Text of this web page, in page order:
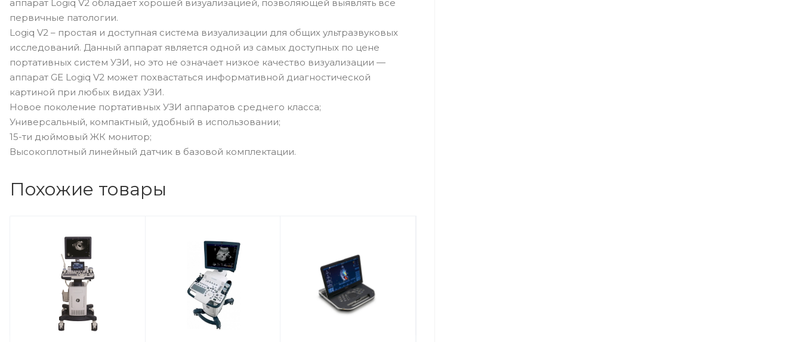
аппарат Logiq V2 обладает хорошей визуализацией, позволяющей выявлять все
первичные патологии.
Logiq V2 – простая и доступная система визуализации для общих ультразвуковых
исследований. Данный аппарат является одной из самых доступных по цене
портативных систем УЗИ, но это не означает низкое качество визуализации —
аппарат GE Logiq V2 может похвастаться информативной диагностической
картиной при любых видах УЗИ.
Новое поколение портативных УЗИ аппаратов среднего класса;
Универсальный, компактный, удобный в использовании;
15-ти дюймовый ЖК монитор;
Высокоплотный линейный датчик в базовой комплектации.
Похожие товары